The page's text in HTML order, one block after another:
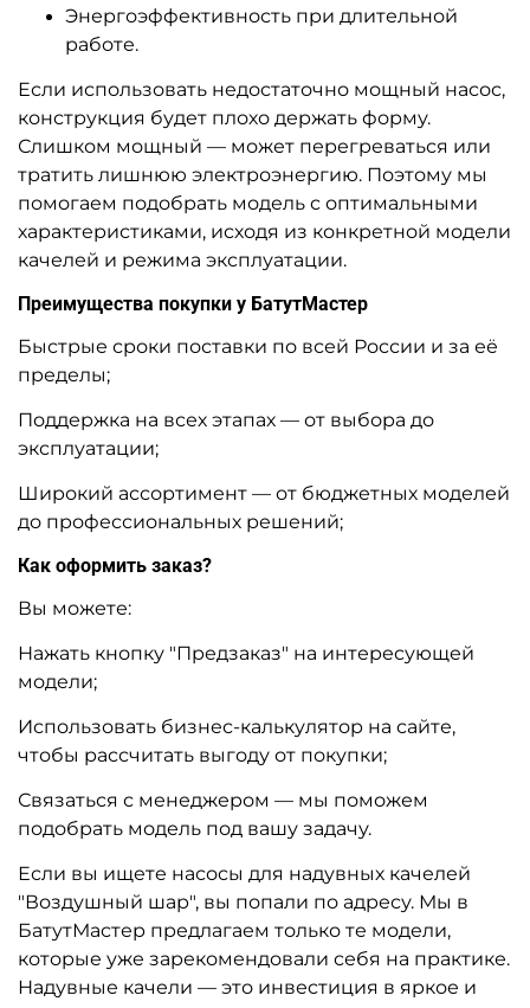
Энергоэффективность при длительной
работе.
Если использовать недостаточно мощный насос,
конструкция будет плохо держать форму.
Слишком мощный — может перегреваться или
тратить лишнюю электроэнергию. Поэтому мы
помогаем подобрать модель с оптимальными
характеристиками, исходя из конкретной модели
качелей и режима эксплуатации.
Преимущества покупки у БатутМастер
Быстрые сроки поставки по всей России и за её
пределы;
Поддержка на всех этапах — от выбора до
эксплуатации;
Широкий ассортимент — от бюджетных моделей
до профессиональных решений;
Как оформить заказ?
Вы можете:
Нажать кнопку "Предзаказ" на интересующей
модели;
Использовать бизнес-калькулятор на сайте,
чтобы рассчитать выгоду от покупки;
Связаться с менеджером — мы поможем
подобрать модель под вашу задачу.
Если вы ищете насосы для надувных качелей
"Воздушный шар", вы попали по адресу. Мы в
БатутМастер предлагаем только те модели,
которые уже зарекомендовали себя на практике.
Надувные качели — это инвестиция в яркое и